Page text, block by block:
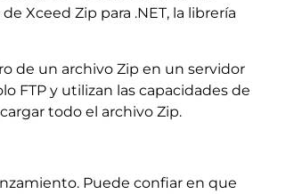
Xceed Zip para .NET, la librería
de un archivo Zip en un servidor
FTP y utilizan las capacidades de
todo el archivo Zip.
Puede confiar en que